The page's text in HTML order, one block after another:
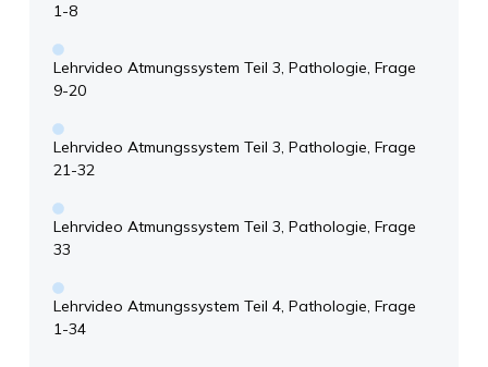
1-8
Lehrvideo Atmungssystem Teil 3, Pathologie, Frage
9-20
Lehrvideo Atmungssystem Teil 3, Pathologie, Frage
21-32
Lehrvideo Atmungssystem Teil 3, Pathologie, Frage
33
Lehrvideo Atmungssystem Teil 4, Pathologie, Frage
1-34